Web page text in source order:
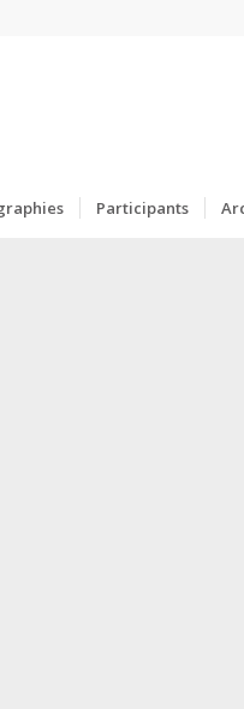
Participants